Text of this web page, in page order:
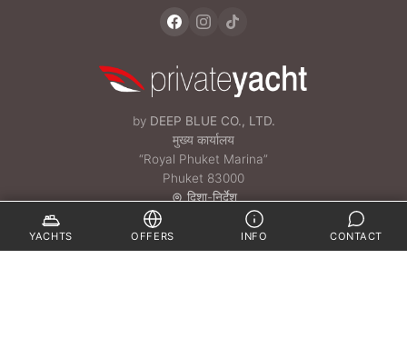
by DEEP BLUE CO., LTD.
मुख्य कार्यालय
“Royal Phuket Marina”
Phuket 83000
दिशा-निर्देश
(केवल अपॉइंटमेंट द्वारा)
YACHTS OFFERS INFO CONTACT